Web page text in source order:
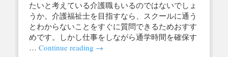
たいと考えている介護職もいるのではないでしょ
うか。介護福祉士を目指すなら、スクールに通う
とわからないことをすぐに質問できるためおすす
めです。しかし仕事をしながら通学時間を確保す
… Continue reading →